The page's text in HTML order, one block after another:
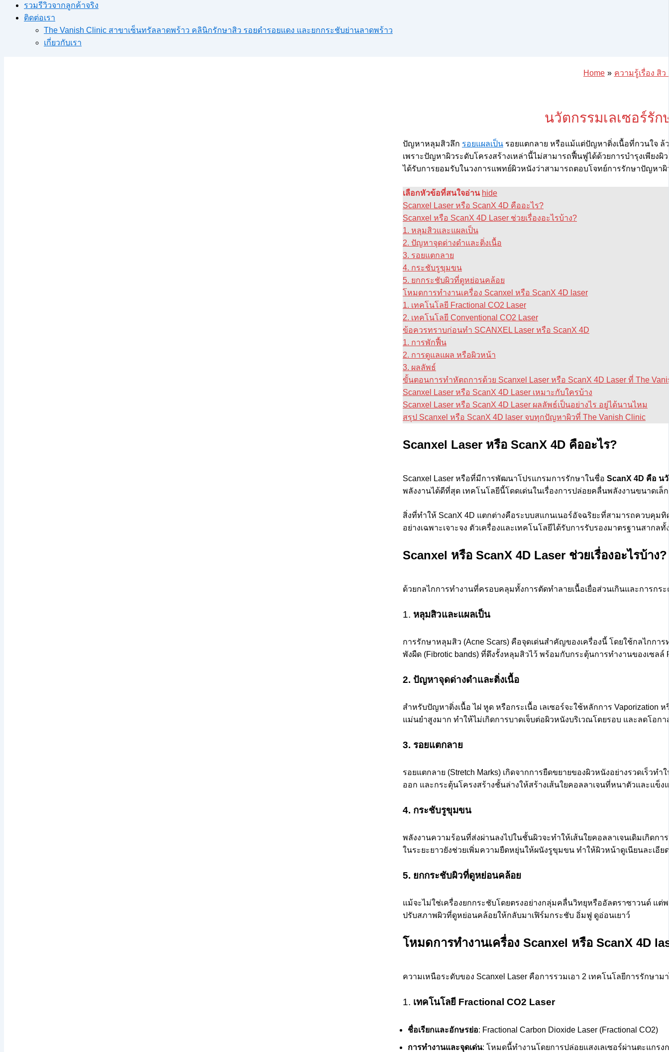
รวมรีวิวจากลูกค้าจริง
ติดต่อเรา
The Vanish Clinic สาขาเซ็นทรัลลาดพร้าว คลินิกรักษาสิว รอยดำรอยแดง และยกกระชับย่านลาดพร้าว
เกี่ยวกับเรา
Home ความรู้เรื่อง สิ
นวัตกรรมเลเซอร์รัก
ปัญหาหลุมสิวลึก รอยแผลเป็น รอยแตกลาย หรือแม้แต่ปัญหาติ่งเนื้อที่กวนใจ
เพราะปัญหาผิวระดับโครงสร้างเหล่านี้ไม่สามารถฟื้นฟูได้ด้วยการบำรุงเพียง
ได้รับการยอมรับในวงการแพทย์ผิวหนังว่าสามารถตอบโจทย์การรักษาปัญหา
เลือกหัวข้อที่สนใจอ่าน hide
Scanxel Laser หรือ ScanX 4D คืออะไร?
Scanxel หรือ ScanX 4D Laser ช่วยเรื่องอะไรบ้าง?
1. หลุมสิวและแผลเป็น
2. ปัญหาจุดด่างดำและติ่งเนื้อ
3. รอยแตกลาย
4. กระชับรูขุมขน
5. ยกกระชับผิวที่ดูหย่อนคล้อย
โหมดการทำงานเครื่อง Scanxel หรือ ScanX 4D laser
1. เทคโนโลยี Fractional CO2 Laser
2. เทคโนโลยี Conventional CO2 Laser
ข้อควรทราบก่อนทำ SCANXEL Laser หรือ ScanX 4D
1. การพักฟื้น
2. การดูแลแผล หรือผิวหน้า
3. ผลลัพธ์
ขั้นตอนการทำหัตถการด้วย Scanxel Laser หรือ ScanX 4D Laser ที่ The
Scanxel Laser หรือ ScanX 4D Laser เหมาะกับใครบ้าง
Scanxel Laser หรือ ScanX 4D Laser ผลลัพธ์เป็นอย่างไร อยู่ได้นานไหม
สรุป Scanxel หรือ ScanX 4D laser จบทุกปัญหาผิวที่ The Vanish Clinic
Scanxel Laser หรือ ScanX 4D คืออะไร?
Scanxel Laser หรือที่มีการพัฒนาโปรแกรมการรักษาในชื่อ ScanX 4D คือ น
พลังงานได้ดีที่สุด เทคโนโลยีนี้โดดเด่นในเรื่องการปล่อยคลื่นพลังงานขนาดเ
สิ่งที่ทำให้ ScanX 4D แตกต่างคือระบบสแกนเนอร์อัจฉริยะที่สามารถควบคุ
อย่างเฉพาะเจาะจง ตัวเครื่องและเทคโนโลยีได้รับการรับรองมาตรฐานสาก
Scanxel หรือ ScanX 4D Laser ช่วยเรื่องอะไรบ้าง?
ด้วยกลไกการทำงานที่ครอบคลุมทั้งการตัดทำลายเนื้อเยื่อส่วนเกินและการก
1. หลุมสิวและแผลเป็น
การรักษาหลุมสิว (Acne Scars) คือจุดเด่นสำคัญของเครื่องนี้ โดยใช้กลไกกา
พังผืด (Fibrotic bands) ที่ดึงรั้งหลุมสิวไว้ พร้อมกับกระตุ้นการทำงานของเซลล์
2. ปัญหาจุดด่างดำและติ่งเนื้อ
สำหรับปัญหาติ่งเนื้อ ไฝ หูด หรือกระเนื้อ เลเซอร์จะใช้หลักการ Vaporization
แม่นยำสูงมาก ทำให้ไม่เกิดการบาดเจ็บต่อผิวหนังบริเวณโดยรอบ และลดโอกา
3. รอยแตกลาย
รอยแตกลาย (Stretch Marks) เกิดจากการยืดขยายของผิวหนังอย่างรวดเร็ว
ออก และกระตุ้นโครงสร้างชั้นล่างให้สร้างเส้นใยคอลลาเจนที่หนาตัวและแข็
4. กระชับรูขุมขน
พลังงานความร้อนที่ส่งผ่านลงไปในชั้นผิวจะทำให้เส้นใยคอลลาเจนเดิมเกิดกา
ในระยะยาวยังช่วยเพิ่มความยืดหยุ่นให้ผนังรูขุมขน ทำให้ผิวหน้าดูเนียนละเอี
5. ยกกระชับผิวที่ดูหย่อนคล้อย
แม้จะไม่ใช่เครื่องยกกระชับโดยตรงอย่างกลุ่มคลื่นวิทยุหรืออัลตราซาวนด์ แต่
ปรับสภาพผิวที่ดูหย่อนคล้อยให้กลับมาเฟิร์มกระชับ อิ่มฟู ดูอ่อนเยาว์
โหมดการทำงานเครื่อง Scanxel หรือ ScanX 4D
ความเหนือระดับของ Scanxel Laser คือการรวมเอา 2 เทคโนโลยีการรักษ
1. เทคโนโลยี Fractional CO2 Laser
ชื่อเรียกและอักษรย่อ: Fractional Carbon Dioxide Laser (Fractional CO2)
การทำงานและจุดเด่น: โหมดนี้ทำงานโดยการปล่อยแสงเลเซอร์ผ่านตะแกรง